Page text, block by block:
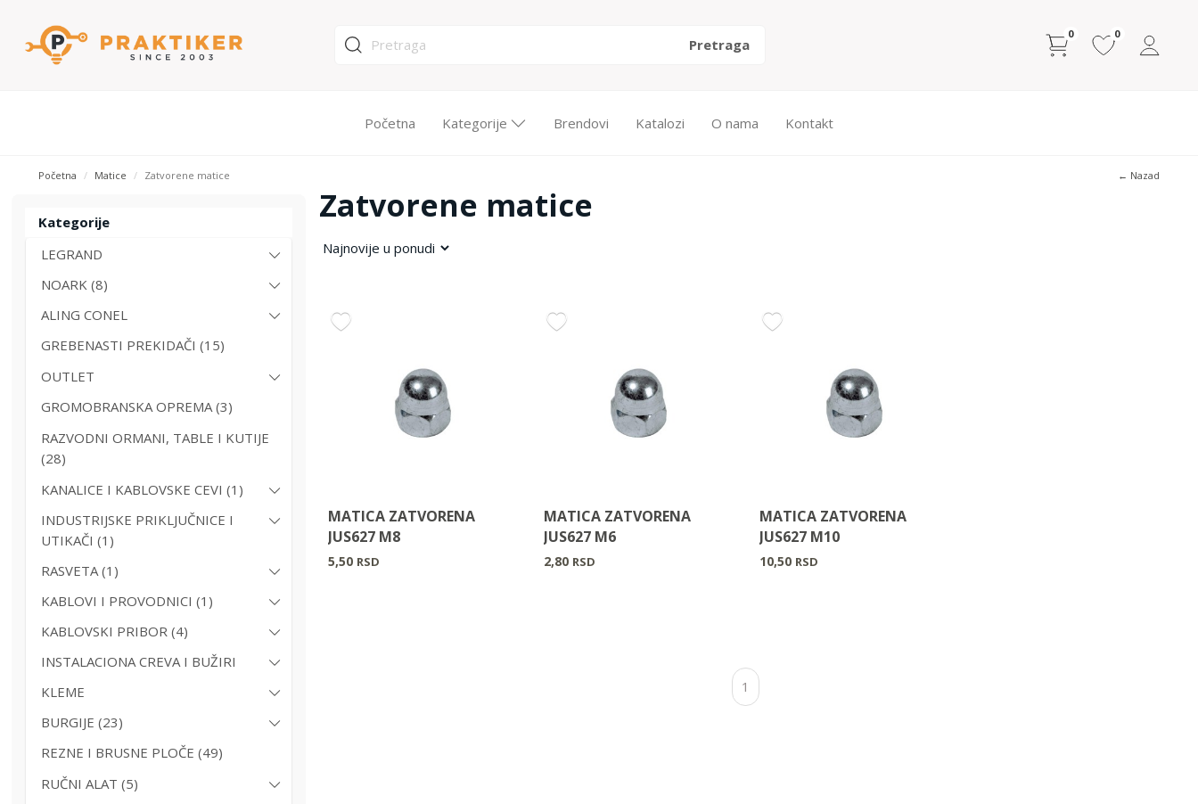
0 0
Početna Kategorije Brendovi Katalozi O nama Kontakt
Početna Matice Zatvorene matice ← Nazad
Kategorije
LEGRAND
NOARK (8)
ALING CONEL
GREBENASTI PREKIDAČI (15)
OUTLET
GROMOBRANSKA OPREMA (3)
RAZVODNI ORMANI, TABLE I KUTIJE
(28)
KANALICE I KABLOVSKE CEVI (1)
INDUSTRIJSKE PRIKLJUČNICE I
UTIKAČI (1)
RASVETA (1)
KABLOVI I PROVODNICI (1)
KABLOVSKI PRIBOR (4)
INSTALACIONA CREVA I BUŽIRI
KLEME
BURGIJE (23)
REZNE I BRUSNE PLOČE (49)
RUČNI ALAT (5)
Zatvorene matice
MATICA ZATVORENA
JUS627 M8
5,50 RSD
MATICA ZATVORENA
JUS627 M6
2,80 RSD
MATICA ZATVORENA
JUS627 M10
10,50 RSD
1